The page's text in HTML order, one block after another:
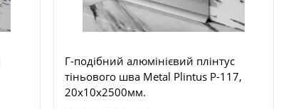
Г-подібний алюмінієвий плінтус
тіньового шва Metal Plintus P-117,
20х10х2500мм.